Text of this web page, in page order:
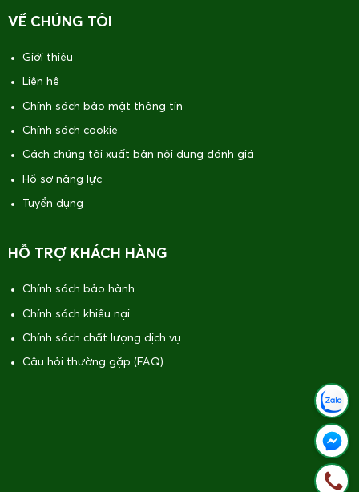
VỀ CHÚNG TÔI
Giới thiệu
Liên hệ
Chính sách bảo mật thông tin
Chính sách cookie
Cách chúng tôi xuất bản nội dung đánh giá
Hồ sơ năng lực
Tuyển dụng
HỖ TRỢ KHÁCH HÀNG
Chính sách bảo hành
Chính sách khiếu nại
Chính sách chất lượng dịch vụ
Câu hỏi thường gặp (FAQ)